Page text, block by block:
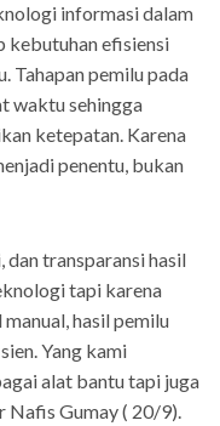
informasi dalam
kebutuhan efisiensi
Tahapan pemilu pada
waktu sehingga
ketepatan. Karena
penentu, bukan
transparansi hasil
tapi karena
hasil pemilu
Yang kami
alat bantu tapi juga
Nafis Gumay ( 20/9).